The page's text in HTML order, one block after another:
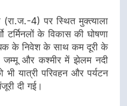
4) पर स्थित मुक्त्याला
टर्मिनलों के विकास की घोषणा
के निवेश के साथ कम दूरी के
जम्मू और कश्मीर में झेलम नदी
यात्री परिवहन और पर्यटन
दी गई।